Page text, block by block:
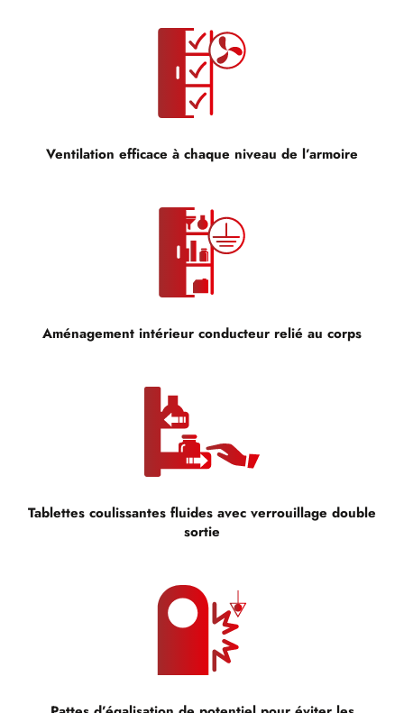
Ventilation efficace à chaque niveau de l’armoire
Aménagement intérieur conducteur relié au corps
Tablettes coulissantes fluides avec verrouillage double
sortie